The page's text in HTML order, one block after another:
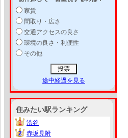
家賃
間取り・広さ
交通アクセスの良さ
環境の良さ・利便性
その他
途中経過を見る
住みたい駅ランキング
1
1
渋谷
2
2
赤坂見附